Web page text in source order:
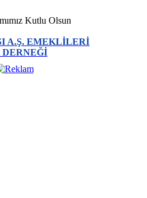
A.Ş. EMEKLİLERİ
DERNEĞİ